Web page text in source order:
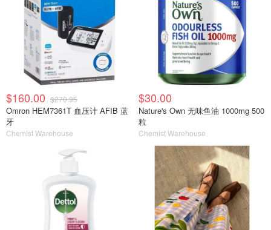
$160.00 $270.95
Omron HEM7361T 血压计 AFIB 蓝
牙
Chemist Warehouse
$30.00
Nature's Own 无味鱼油 1000mg 500
粒
Chemist Warehouse